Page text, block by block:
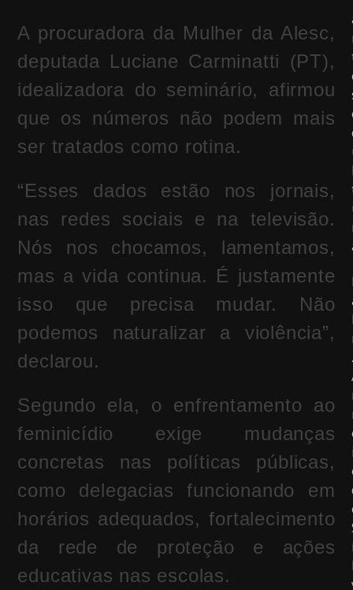
A procuradora da Mulher da Alesc,
deputada Luciane Carminatti (PT),
idealizadora do seminário, afirmou
que os números não podem mais
ser tratados como rotina.
“Esses dados estão nos jornais,
nas redes sociais e na televisão.
Nós nos chocamos, lamentamos,
mas a vida continua. É justamente
isso que precisa mudar. Não
podemos naturalizar a violência”,
declarou.
Segundo ela, o enfrentamento ao
feminicídio exige mudanças
concretas nas políticas públicas,
como delegacias funcionando em
horários adequados, fortalecimento
da rede de proteção e ações
educativas nas escolas.